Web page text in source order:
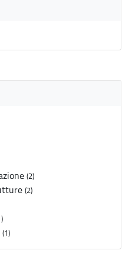
(2)
(2)
(1)